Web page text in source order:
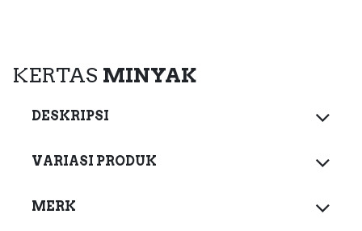
KERTAS MINYAK
DESKRIPSI
VARIASI PRODUK
MERK